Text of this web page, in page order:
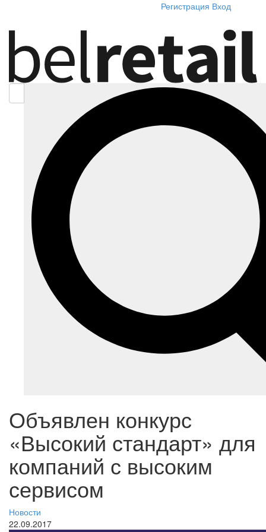
Регистрация Вход
Объявлен конкурс
«Высокий стандарт» для
компаний с высоким
сервисом
Новости
22.09.2017